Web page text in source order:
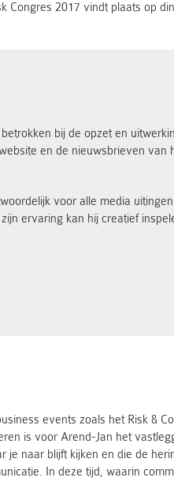
2017 vindt plaats op
bij de opzet en
en de nieuwsbrieven
voor alle media
ervaring kan hij creatief
events zoals het Risk &
is voor Arend-Jan het
je naar blijft kijken en die de
In deze tijd, waarin